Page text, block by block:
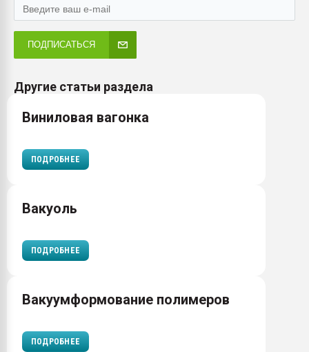
ПОДПИСАТЬСЯ
Другие статьи раздела
Виниловая вагонка
ПОДРОБНЕЕ
Вакуоль
ПОДРОБНЕЕ
Вакуумформование полимеров
ПОДРОБНЕЕ